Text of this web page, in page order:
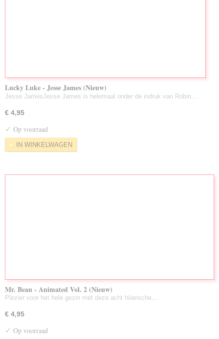
Lucky Luke - Jesse James (Nieuw)
Jesse JamesJesse James is helemaal onder de indruk van Robin…
€ 4,95
✓ Op voorraad
IN WINKELWAGEN
Mr. Bean - Animated Vol. 2 (Nieuw)
Plezier voor het hele gezin met deze acht hilarische,…
€ 4,95
✓ Op voorraad